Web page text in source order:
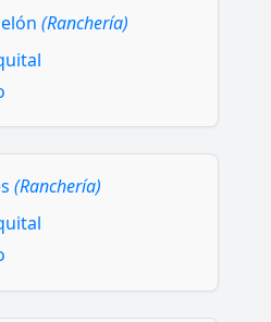
(Ranchería)
(Ranchería)